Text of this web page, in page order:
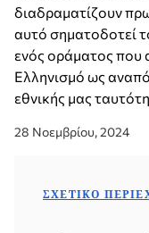
διαδραματίζουν
αυτό σηματοδοτεί
ενός οράματος που
Ελληνισμό ως
εθνικής μας
28 Νοεμβρίου, 2024
ΣΧΕΤΙΚΌ